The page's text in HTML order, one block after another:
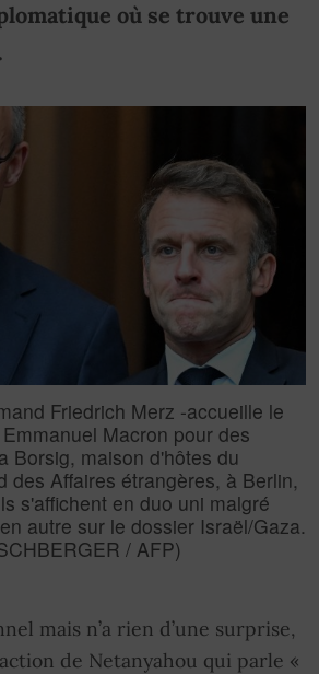
où se trouve une
Friedrich Merz -accueille le
Macron pour des
Borsig, maison d'hôtes du
des Affaires étrangères, à Berlin,
s'affichent en duo uni malgré
autre sur le dossier Israël/Gaza.
/ AFP)
mais n’a rien d’une surprise,
de Netanyahou qui parle «